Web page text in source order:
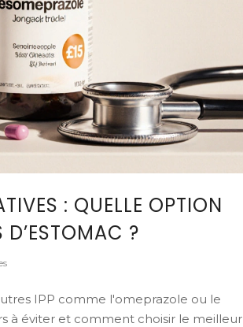
: QUELLE OPTION
D’ESTOMAC ?
IPP comme l'omeprazole ou le
à éviter et comment choisir le meilleur